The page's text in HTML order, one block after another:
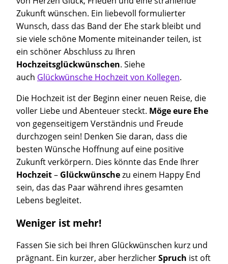
Zukunft wünschen. Ein liebevoll formulierter
Wunsch, dass das Band der Ehe stark bleibt und
sie viele schöne Momente miteinander teilen, ist
ein schöner Abschluss zu Ihren
Hochzeitsglückwünschen. Siehe
auch Glückwünsche Hochzeit von Kollegen.
Die Hochzeit ist der Beginn einer neuen Reise, die
voller Liebe und Abenteuer steckt. Möge eure Ehe
von gegenseitigem Verständnis und Freude
durchzogen sein! Denken Sie daran, dass die
besten Wünsche Hoffnung auf eine positive
Zukunft verkörpern. Dies könnte das Ende Ihrer
Hochzeit– Glückwünschezu einem Happy End
sein, das das Paar während ihres gesamten
Lebens begleitet.
Weniger ist mehr!
Fassen Sie sich bei Ihren Glückwünschen kurz und
prägnant. Ein kurzer, aber herzlicherSpruch ist oft